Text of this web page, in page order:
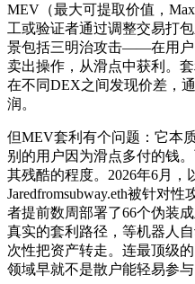
MEV（最大可提取价值，
工或验证者通过调整交易打
景包括三明治攻击——在用户
卖出操作，从滑点中获利。
在不同DEX之间发现价差，
润。
但MEV套利有个问题：它本
别的用户因为滑点多付的钱
其残酷的程度。2026年6月，
Jaredfromsubway.eth被针对
者提前数周部署了66个伪装
真实的套利路径，等机器人
次性把资产转走。连最顶级
领域早就不是散户能轻易参与